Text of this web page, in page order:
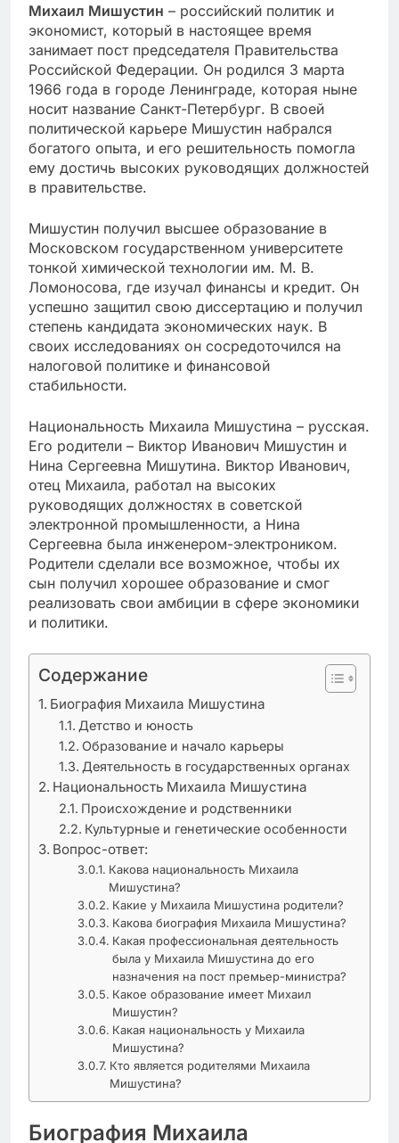
Михаил Мишустин – российский политик и
экономист, который в настоящее время
занимает пост председателя Правительства
Российской Федерации. Он родился 3 марта
1966 года в городе Ленинграде, которая ныне
носит название Санкт-Петербург. В своей
политической карьере Мишустин набрался
богатого опыта, и его решительность помогла
ему достичь высоких руководящих должностей
в правительстве.
Мишустин получил высшее образование в
Московском государственном университете
тонкой химической технологии им. М. В.
Ломоносова, где изучал финансы и кредит. Он
успешно защитил свою диссертацию и получил
степень кандидата экономических наук. В
своих исследованиях он сосредоточился на
налоговой политике и финансовой
стабильности.
Национальность Михаила Мишустина – русская.
Его родители – Виктор Иванович Мишустин и
Нина Сергеевна Мишутина. Виктор Иванович,
отец Михаила, работал на высоких
руководящих должностях в советской
электронной промышленности, а Нина
Сергеевна была инженером-электроником.
Родители сделали все возможное, чтобы их
сын получил хорошее образование и смог
реализовать свои амбиции в сфере экономики
и политики.
Содержание
Биография Михаила Мишустина
Детство и юность
Образование и начало карьеры
Деятельность в государственных органах
Национальность Михаила Мишустина
Происхождение и родственники
Культурные и генетические особенности
Вопрос-ответ:
Какова национальность Михаила
Мишустина?
Какие у Михаила Мишустина родители?
Какова биография Михаила Мишустина?
Какая профессиональная деятельность
была у Михаила Мишустина до его
назначения на пост премьер-министра?
Какое образование имеет Михаил
Мишустин?
Какая национальность у Михаила
Мишустина?
Кто является родителями Михаила
Мишустина?
Биография Михаила